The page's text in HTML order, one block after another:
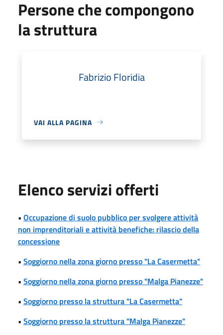
Persone che compongono
la struttura
Fabrizio Floridia
VAI ALLA PAGINA
Elenco servizi offerti
• Occupazione di suolo pubblico per svolgere attività
non imprenditoriali e attività benefiche: rilascio della
concessione
• Soggiorno nella zona giorno presso "La Casermetta"
• Soggiorno nella zona giorno presso "Malga Pianezze"
• Soggiorno presso la struttura "La Casermetta"
• Soggiorno presso la struttura "Malga Pianezze"